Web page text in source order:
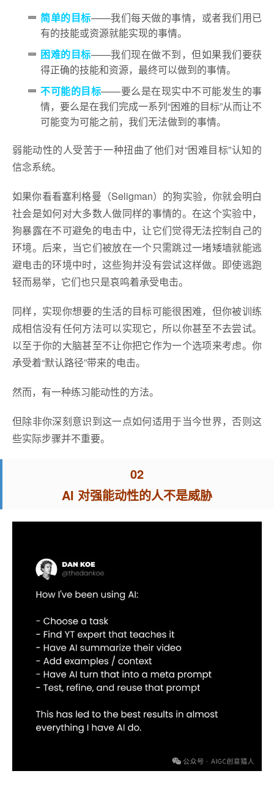
简单的目标——我们每天做的事情，或者我们用已
有的技能或资源就能实现的事情。
困难的目标——我们现在做不到，但如果我们要获
得正确的技能和资源，最终可以做到的事情。
不可能的目标——要么是在现实中不可能发生的事
情，要么是在我们完成一系列“困难的目标”从而让不
可能变为可能之前，我们无法做到的事情。
弱能动性的人受苦于一种扭曲了他们对“困难目标”认知的
信念系统。
如果你看看塞利格曼（Seligman）的狗实验，你就会明白
社会是如何对大多数人做同样的事情的。在这个实验中，
狗暴露在不可避免的电击中，让它们觉得无法控制自己的
环境。后来，当它们被放在一个只需跳过一堵矮墙就能逃
避电击的环境中时，这些狗并没有尝试这样做。即使逃跑
轻而易举，它们也只是哀鸣着承受电击。
同样，实现你想要的生活的目标可能很困难，但你被训练
成相信没有任何方法可以实现它，所以你甚至不去尝试。
以至于你的大脑甚至不让你把它作为一个选项来考虑。你
承受着“默认路径”带来的电击。
然而，有一种练习能动性的方法。
但除非你深刻意识到这一点如何适用于当今世界，否则这
些实际步骤并不重要。
02
AI 对强能动性的人不是威胁